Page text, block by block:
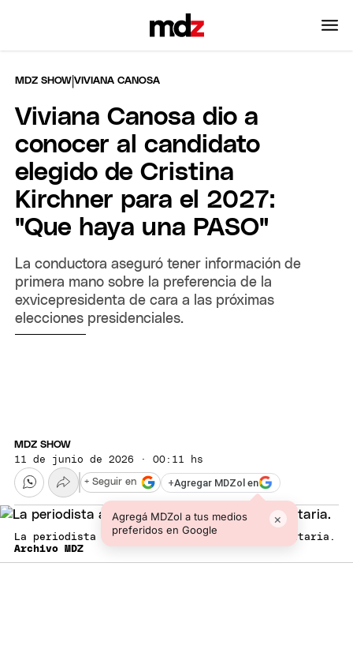
MDZ SHOW |VIVIANA CANOSA
Viviana Canosa dio a
conocer al candidato
elegido de Cristina
Kirchner para el 2027:
"Que haya una PASO"
La conductora aseguró tener información de
primera mano sobre la preferencia de la
exvicepresidenta de cara a las próximas
elecciones presidenciales.
MDZ SHOW
11 de junio de 2026 · 00:11 hs
+Agregar MDZol en
Agregá MDZol a tus medios
preferidos en Google
×
+ Seguir en
La periodista anticipó el deseo de la exmandataria.
Archivo MDZ